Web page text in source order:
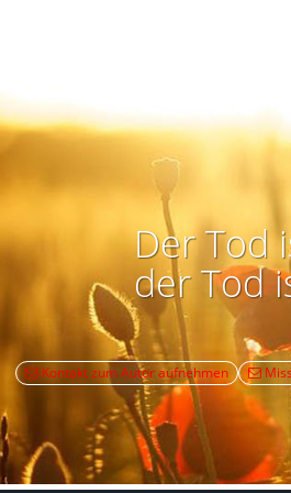
Der Tod
der Tod
Kontakt zum Autor aufnehmen